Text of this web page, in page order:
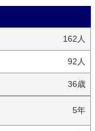
162人
92人
36歳
5年